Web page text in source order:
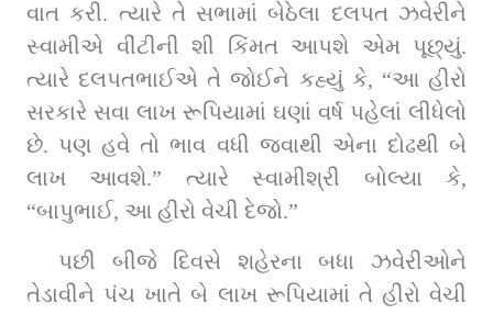
વાત કરી. ત્યારે તે સભામાં બેઠેલા દલપત ઝવેરીને
સ્વામીએ વીંટીની શી કિંમત આપશે એમ પૂછ્યું.
ત્યારે દલપતભાઈએ તે જોઈને કહ્યું કે, “આ હીરો
સરકારે સવા લાખ રૂપિયામાં ઘણાં વર્ષ પહેલાં લીધેલો
છે. પણ હવે તો ભાવ વધી જવાથી એના દોઢથી બે
લાખ આવશે.” ત્યારે સ્વામીશ્રી બોલ્યા કે,
“બાપુભાઈ, આ હીરો વેચી દેજો.”
પછી બીજે દિવસે શહેરના બધા ઝવેરીઓને
તેડાવીને પંચ ખાતે બે લાખ રૂપિયામાં તે હીરો વેચી